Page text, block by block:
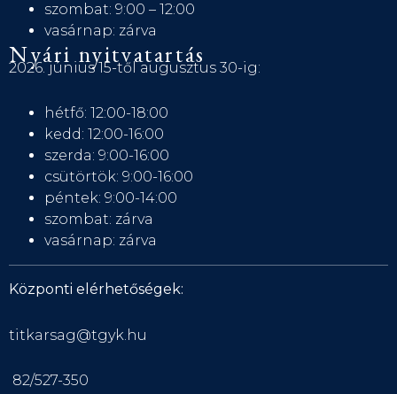
szombat: 9:00 – 12:00
vasárnap: zárva
Nyári nyitvatartás
2026. június 15-től augusztus 30-ig:
hétfő: 12:00-18:00
kedd: 12:00-16:00
szerda: 9:00-16:00
csütörtök: 9:00-16:00
péntek: 9:00-14:00
szombat: zárva
vasárnap: zárva
Központi elérhetőségek:
titkarsag@tgyk.hu
82/527-350